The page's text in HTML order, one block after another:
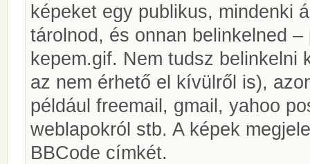
képeket egy publikus, mindenki
tárolnod, és onnan belinkelned
kepem.gif. Nem tudsz belinkelni
az nem érhető el kívülről is),
például freemail, gmail, yahoo
weblapokról stb. A képek
BBCode címkét.